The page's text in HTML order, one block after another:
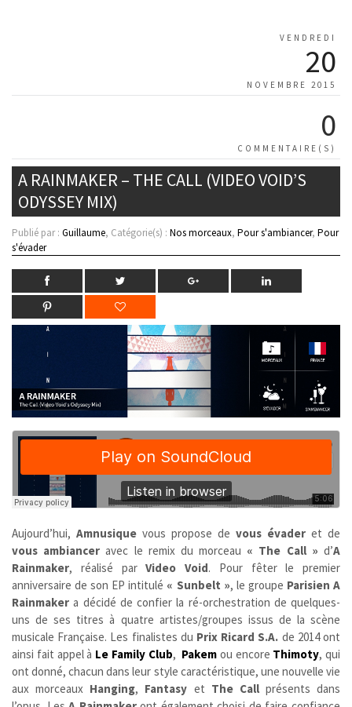
VENDREDI
20
NOVEMBRE 2015
0
COMMENTAIRE(S)
A RAINMAKER – THE CALL (VIDEO VOID’S
ODYSSEY MIX)
Publié par : Guillaume, Catégorie(s) : Nos morceaux, Pour s'ambiancer, Pour
s'évader
Aujourd’hui, Amnusique vous propose de vous évader et de
vous ambiancer avec le remix du morceau « The Call » d’A
Rainmaker, réalisé parVideo Void. Pour fêter le premier
anniversaire de son EP intitulé « Sunbelt », le groupe Parisien A
Rainmaker a décidé de confier la ré-orchestration de quelques-
uns de ses titres à quatre artistes/groupes issus de la scène
musicale Française. Les finalistes du Prix Ricard S.A. de 2014 ont
ainsi fait appel à Le Family Club, Pakem ou encore Thimoty, qui
ont donné, chacun dans leur style caractéristique, une nouvelle vie
aux morceaux Hanging, Fantasy et The Call présents dans